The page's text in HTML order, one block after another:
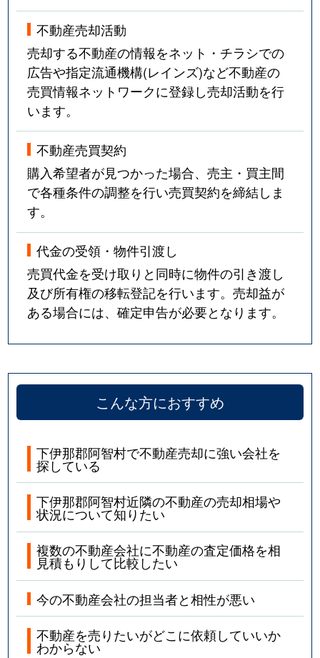
不動産売却活動
売却する不動産の情報をネット・チラシでの
広告や指定流通機構(レインズ)など不動産の
売買情報ネットワークに登録し売却活動を行
います。
不動産売買契約
購入希望者が見つかった場合、売主・買主間
で各種条件の調整を行い売買契約を締結しま
す。
代金の受領・物件引渡し
売買代金を受け取りと同時に物件の引き渡し
及び所有権の移転登記を行います。売却益が
ある場合には、確定申告が必要となります。
こんな方におすすめ
下伊那郡阿智村で不動産売却に強い会社を
探している
下伊那郡阿智村近隣の不動産の売却相場や
状況について知りたい
複数の不動産会社に不動産の査定価格を相
見積もりして比較したい
今の不動産会社の担当者と相性が悪い
不動産を売りたいがどこに依頼していいか
わからない